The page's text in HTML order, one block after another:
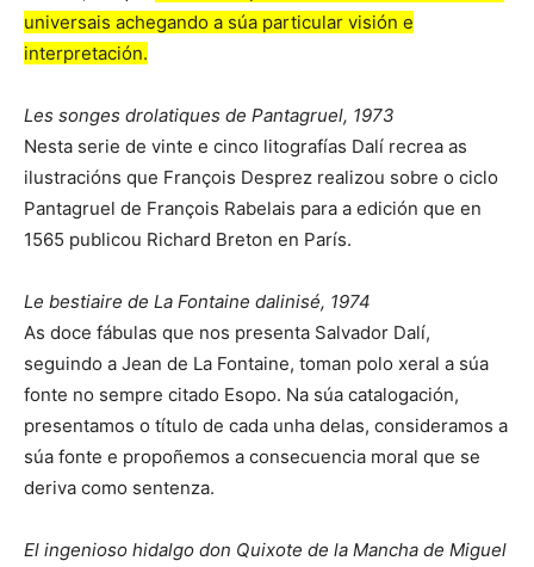
universais achegando a súa particular visión e
interpretación.
Les songes drolatiques de Pantagruel, 1973
Nesta serie de vinte e cinco litografías Dalí recrea as
ilustracións que François Desprez realizou sobre o ciclo
Pantagruel de François Rabelais para a edición que en
1565 publicou Richard Breton en París.
Le bestiaire de La Fontaine dalinisé, 1974
As doce fábulas que nos presenta Salvador Dalí,
seguindo a Jean de La Fontaine, toman polo xeral a súa
fonte no sempre citado Esopo. Na súa catalogación,
presentamos o título de cada unha delas, consideramos a
súa fonte e propoñemos a consecuencia moral que se
deriva como sentenza.
El ingenioso hidalgo don Quixote de la Mancha de Miguel